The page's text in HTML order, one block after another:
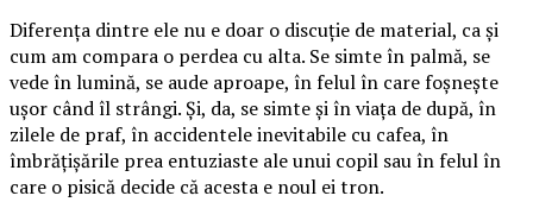
Diferența dintre ele nu e doar o discuție de material, ca și
cum am compara o perdea cu alta. Se simte în palmă, se
vede în lumină, se aude aproape, în felul în care foșnește
ușor când îl strângi. Și, da, se simte și în viața de după, în
zilele de praf, în accidentele inevitabile cu cafea, în
îmbrățișările prea entuziaste ale unui copil sau în felul în
care o pisică decide că acesta e noul ei tron.